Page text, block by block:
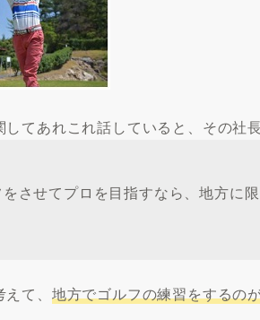
てあれこれ話していると、その社
させてプロを目指すなら、地方に限
て、 地方でゴルフの練習をするの